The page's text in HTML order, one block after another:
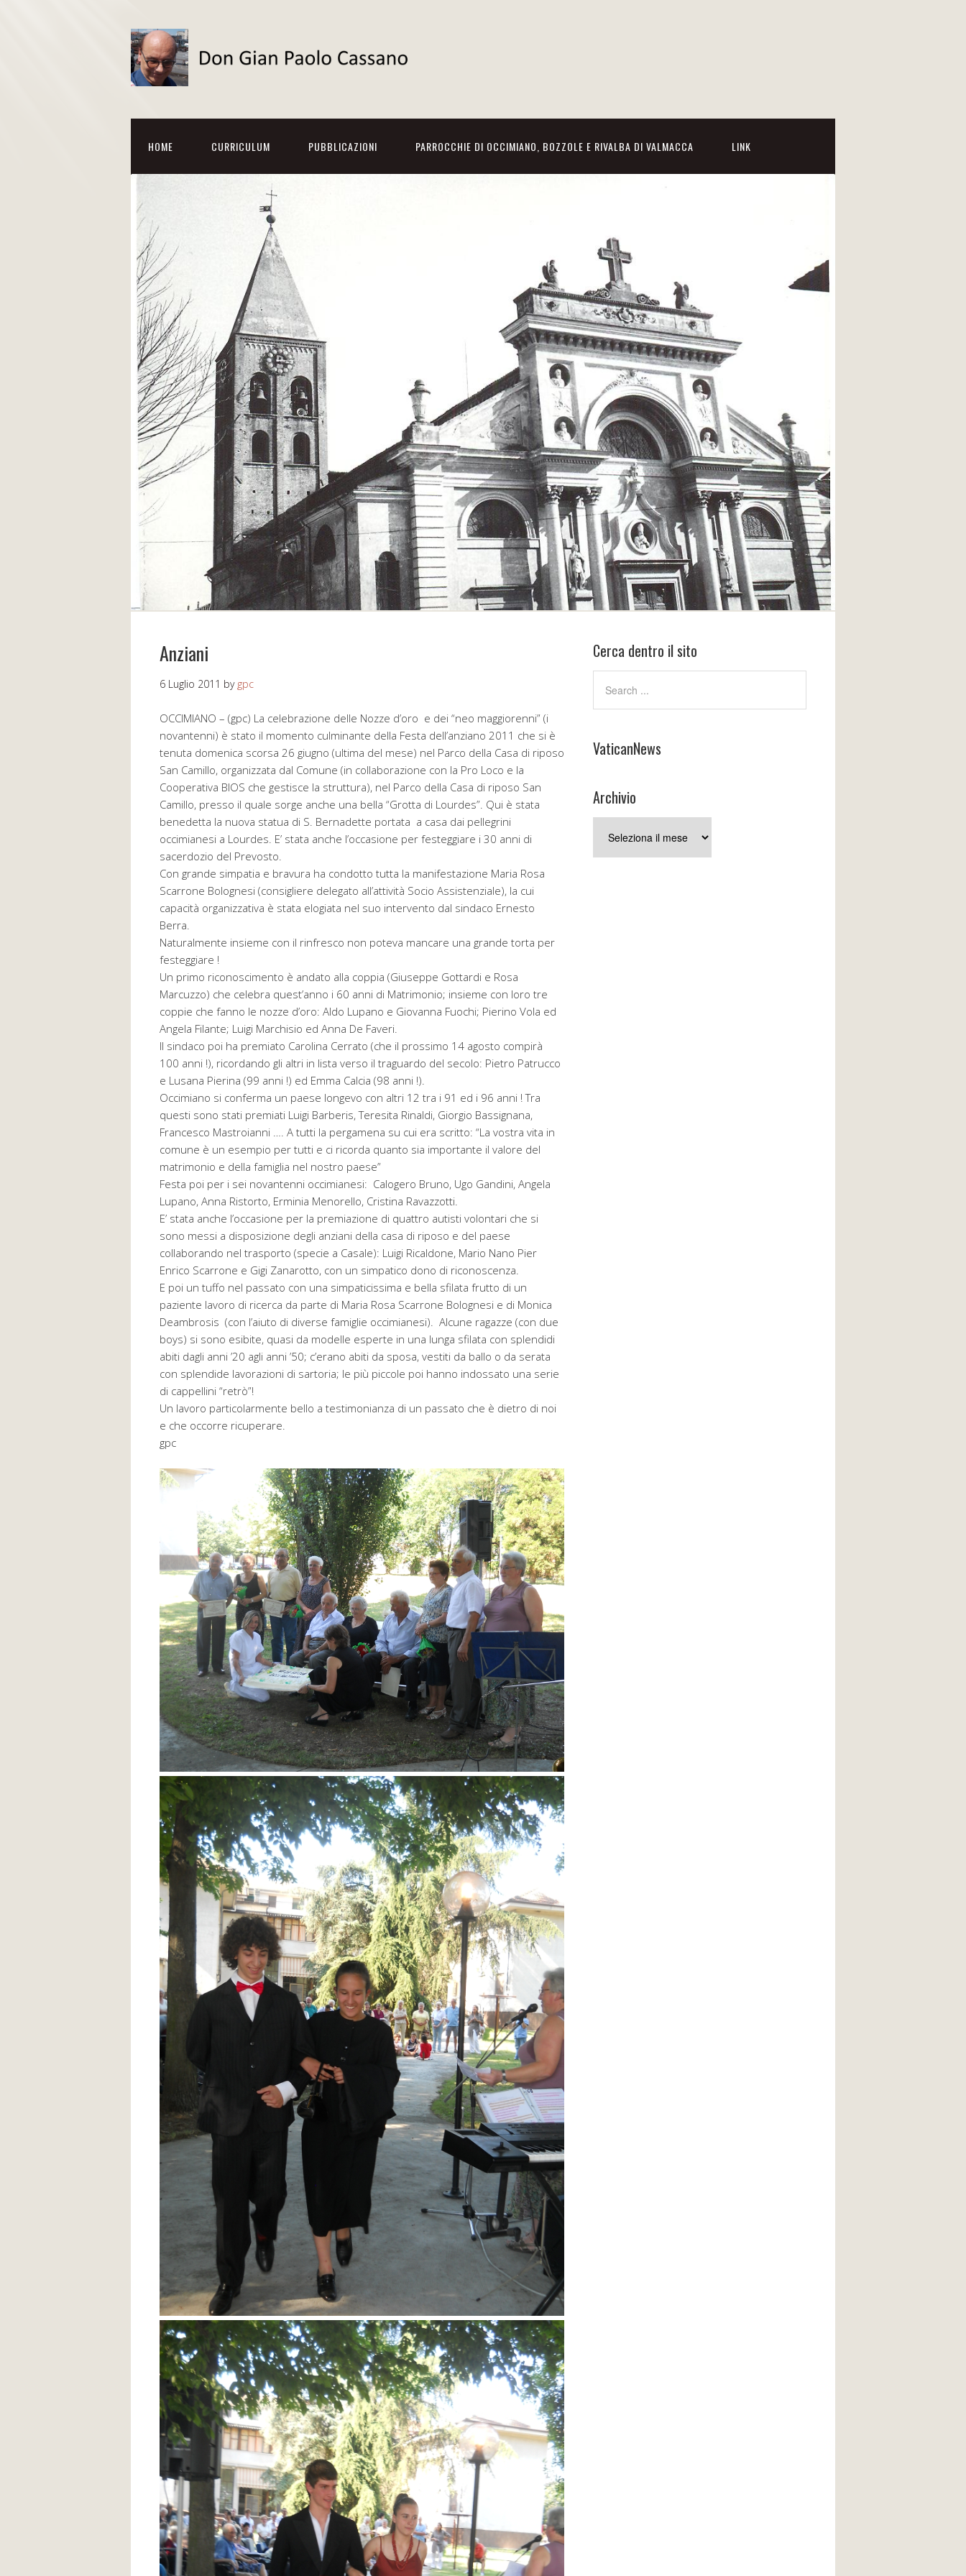
HOME CURRICULUM PUBBLICAZIONI PARROCCHIE DI OCCIMIANO, BOZZOLE E RIVALBA DI VALMACCA LINK
Anziani
6 Luglio 2011 by gpc
OCCIMIANO – (gpc) La celebrazione delle Nozze d’oro e dei “neo maggiorenni” (i
novantenni) è stato il momento culminante della Festa dell’anziano 2011 che si è
tenuta domenica scorsa 26 giugno (ultima del mese) nel Parco della Casa di riposo
San Camillo, organizzata dal Comune (in collaborazione con la Pro Loco e la
Cooperativa BIOS che gestisce la struttura), nel Parco della Casa di riposo San
Camillo, presso il quale sorge anche una bella “Grotta di Lourdes”. Qui è stata
benedetta la nuova statua di S. Bernadette portata a casa dai pellegrini
occimianesi a Lourdes. E’ stata anche l’occasione per festeggiare i 30 anni di
sacerdozio del Prevosto.
Con grande simpatia e bravura ha condotto tutta la manifestazione Maria Rosa
Scarrone Bolognesi (consigliere delegato all’attività Socio Assistenziale), la cui
capacità organizzativa è stata elogiata nel suo intervento dal sindaco Ernesto
Berra.
Naturalmente insieme con il rinfresco non poteva mancare una grande torta per
festeggiare !
Un primo riconoscimento è andato alla coppia (Giuseppe Gottardi e Rosa
Marcuzzo) che celebra quest’anno i 60 anni di Matrimonio; insieme con loro tre
coppie che fanno le nozze d’oro: Aldo Lupano e Giovanna Fuochi; Pierino Vola ed
Angela Filante; Luigi Marchisio ed Anna De Faveri.
Il sindaco poi ha premiato Carolina Cerrato (che il prossimo 14 agosto compirà
100 anni !), ricordando gli altri in lista verso il traguardo del secolo: Pietro Patrucco
e Lusana Pierina (99 anni !) ed Emma Calcia (98 anni !).
Occimiano si conferma un paese longevo con altri 12 tra i 91 ed i 96 anni ! Tra
questi sono stati premiati Luigi Barberis, Teresita Rinaldi, Giorgio Bassignana,
Francesco Mastroianni …. A tutti la pergamena su cui era scritto: “La vostra vita in
comune è un esempio per tutti e ci ricorda quanto sia importante il valore del
matrimonio e della famiglia nel nostro paese”
Festa poi per i sei novantenni occimianesi: Calogero Bruno, Ugo Gandini, Angela
Lupano, Anna Ristorto, Erminia Menorello, Cristina Ravazzotti.
E’ stata anche l’occasione per la premiazione di quattro autisti volontari che si
sono messi a disposizione degli anziani della casa di riposo e del paese
collaborando nel trasporto (specie a Casale): Luigi Ricaldone, Mario Nano Pier
Enrico Scarrone e Gigi Zanarotto, con un simpatico dono di riconoscenza.
E poi un tuffo nel passato con una simpaticissima e bella sfilata frutto di un
paziente lavoro di ricerca da parte di Maria Rosa Scarrone Bolognesi e di Monica
Deambrosis (con l’aiuto di diverse famiglie occimianesi). Alcune ragazze (con due
boys) si sono esibite, quasi da modelle esperte in una lunga sfilata con splendidi
abiti dagli anni ’20 agli anni ’50; c’erano abiti da sposa, vestiti da ballo o da serata
con splendide lavorazioni di sartoria; le più piccole poi hanno indossato una serie
di cappellini “retrò”!
Un lavoro particolarmente bello a testimonianza di un passato che è dietro di noi
e che occorre ricuperare.
gpc
Cerca dentro il sito
VaticanNews
Archivio